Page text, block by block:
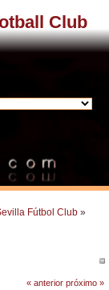
Club
Fútbol Club »
« anterior próximo »